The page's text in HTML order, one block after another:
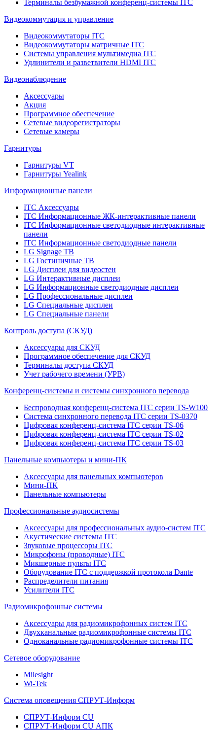
Терминалы безбумажной конференц-системы ITC
Видеокоммутация и управление
Видеокоммутаторы ITC
Видеокоммутаторы матричные ITC
Системы управления мультимедиа ITC
Удлинители и разветвители HDMI ITC
Видеонаблюдение
Аксессуары
Акция
Программное обеспечение
Сетевые видеорегистраторы
Сетевые камеры
Гарнитуры
Гарнитуры VT
Гарнитуры Yealink
Информационные панели
ITC Аксессуары
ITC Информационные ЖК-интерактивные панели
ITC Информационные светодиодные интерактивные
панели
ITC Информационные светодиодные панели
LG Signage ТВ
LG Гостиничные ТВ
LG Дисплеи для видеостен
LG Интерактивные дисплеи
LG Информационные светодиодные дисплеи
LG Профессиональные дисплеи
LG Специальные дисплеи
LG Специальные панели
Контроль доступа (СКУД)
Аксессуары для СКУД
Программное обеспечение для СКУД
Терминалы доступа СКУД
Учет рабочего времени (УРВ)
Конференц-системы и системы синхронного перевода
Беспроводная конференц-система ITC серии TS-W100
Система синхронного перевода ITC серии TS-0370
Цифровая конференц-система ITC серии TS-06
Цифровая конференц-система ITC серии TS-02
Цифровая конференц-система ITC серии TS-03
Панельные компьютеры и мини-ПК
Аксессуары для панельных компьютеров
Мини-ПК
Панельные компьютеры
Профессиональные аудиосистемы
Аксессуары для профессиональных аудио-систем ITC
Акустические системы ITC
Звуковые процессоры ITC
Микрофоны (проводные) ITC
Микшерные пульты ITC
Оборудование ITC с поддержкой протокола Dante
Распределители питания
Усилители ITC
Радиомикрофонные системы
Аксессуары для радиомикрофонных систем ITC
Двухканальные радиомикрофонные системы ITC
Одноканальные радиомикрофонные системы ITC
Сетевое оборудование
Milesight
Wi-Tek
Система оповещения СПРУТ-Информ
СПРУТ-Информ CU
СПРУТ-Информ CU АПК